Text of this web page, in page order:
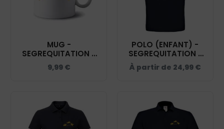
MUG -
SEGREQUITATION -
MUG001
9,99 €
POLO (ENFANT) -
SEGREQUITATION -
NAVY - BCK424
À partir de 24,99 €